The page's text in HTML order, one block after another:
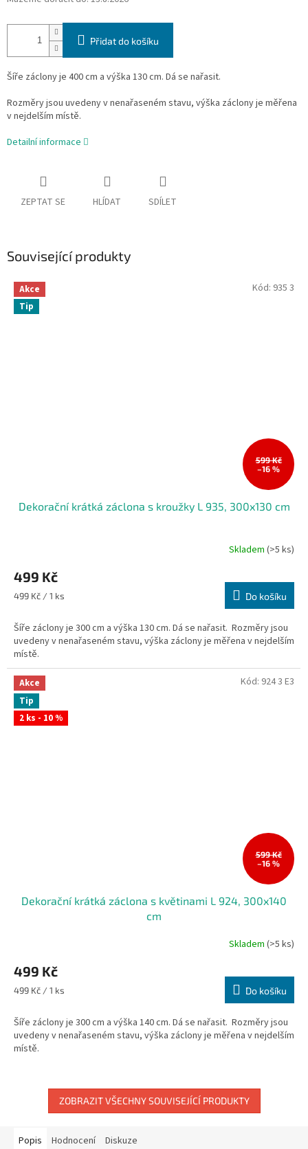
Přidat do košíku
Šíře záclony je 400 cm a výška 130 cm. Dá se nařasit.
Rozměry jsou uvedeny v nenařaseném stavu, výška záclony je měřena
v nejdelším místě.
Detailní informace
ZEPTAT SE HLÍDAT SDÍLET
Související produkty
Akce
Tip
599 Kč
–16 %
Dekorační krátká záclona s kroužky L 935, 300x130 cm
Skladem (>5 ks)
499 Kč
Měrná
499 Kč / 1 ks Do košíku
Šíře záclony je 300 cm a výška 130 cm. Dá se nařasit. Rozměry jsou
uvedeny v nenařaseném stavu, výška záclony je měřena v nejdelším
místě.
Kód: 935 3
Akce
Tip
2 ks - 10 %
599 Kč
–16 %
Dekorační krátká záclona s květinami L 924, 300x140
cm
Skladem (>5 ks)
499 Kč
Měrná
499 Kč / 1 ks Do košíku
Šíře záclony je 300 cm a výška 140 cm. Dá se nařasit. Rozměry jsou
uvedeny v nenařaseném stavu, výška záclony je měřena v nejdelším
místě.
Kód: 924 3 E3
ZOBRAZIT VŠECHNY SOUVISEJÍCÍ PRODUKTY
Popis Hodnocení Diskuze